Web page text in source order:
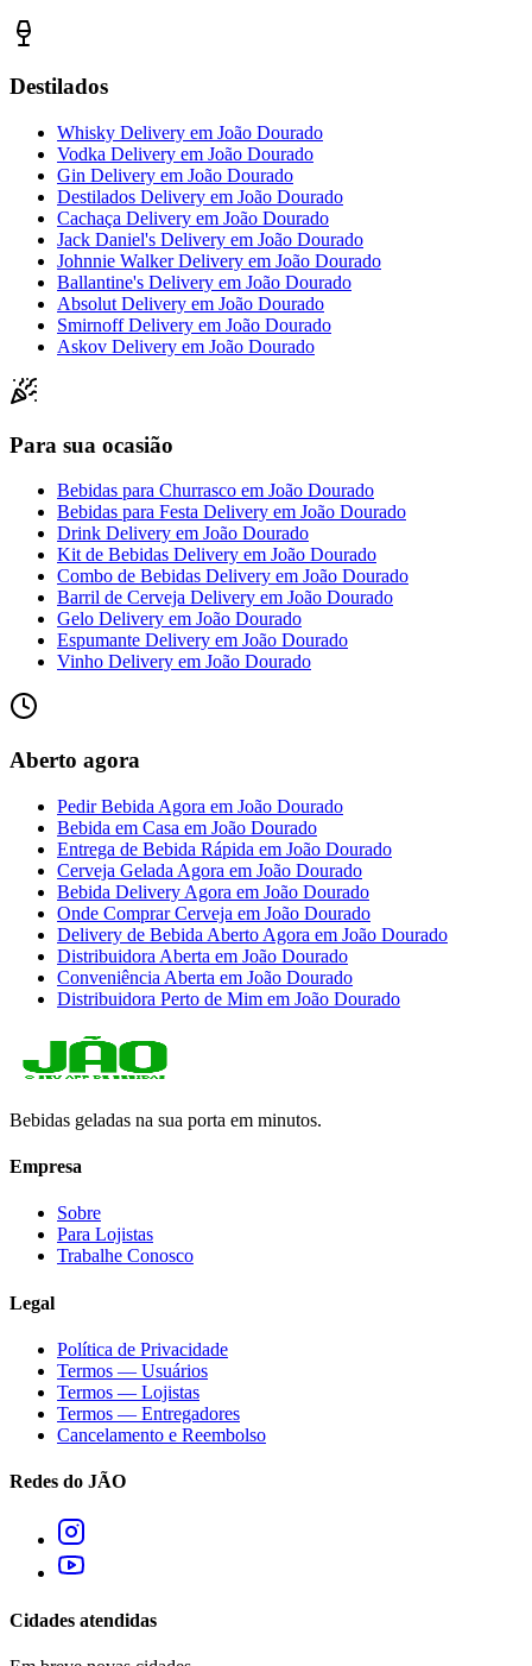
Destilados
Whisky Delivery em João Dourado
Vodka Delivery em João Dourado
Gin Delivery em João Dourado
Destilados Delivery em João Dourado
Cachaça Delivery em João Dourado
Jack Daniel's Delivery em João Dourado
Johnnie Walker Delivery em João Dourado
Ballantine's Delivery em João Dourado
Absolut Delivery em João Dourado
Smirnoff Delivery em João Dourado
Askov Delivery em João Dourado
Para sua ocasião
Bebidas para Churrasco em João Dourado
Bebidas para Festa Delivery em João Dourado
Drink Delivery em João Dourado
Kit de Bebidas Delivery em João Dourado
Combo de Bebidas Delivery em João Dourado
Barril de Cerveja Delivery em João Dourado
Gelo Delivery em João Dourado
Espumante Delivery em João Dourado
Vinho Delivery em João Dourado
Aberto agora
Pedir Bebida Agora em João Dourado
Bebida em Casa em João Dourado
Entrega de Bebida Rápida em João Dourado
Cerveja Gelada Agora em João Dourado
Bebida Delivery Agora em João Dourado
Onde Comprar Cerveja em João Dourado
Delivery de Bebida Aberto Agora em João Dourado
Distribuidora Aberta em João Dourado
Conveniência Aberta em João Dourado
Distribuidora Perto de Mim em João Dourado
Bebidas geladas na sua porta em minutos.
Empresa
Sobre
Para Lojistas
Trabalhe Conosco
Legal
Política de Privacidade
Termos — Usuários
Termos — Lojistas
Termos — Entregadores
Cancelamento e Reembolso
Redes do JÃO
Cidades atendidas